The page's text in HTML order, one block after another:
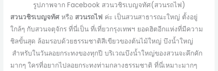
รูปภาพจาก Facebook สวนวชิรเบญจทัศ(สวนรถไฟ)
สวนวชิรเบญจทัศ หรือ สวนรถไฟ ค่ะ เป็นสวนสาธารณะใหญ่ ตั้งอยู่
ใกล้ๆ กับสวนจตุจักร ที่นี่เป็น ที่เที่ยวกรุงเทพฯ ยอดฮิตอีกแห่งที่มีความ
ชิลขั้นสุด ล้อมรอบด้วยธรรมชาติสีเขียวของต้นไม้ใหญ่ บึงน้ำใหญ่
สำหรับในวันลอยกระทงของทุกปี บริเวณบึงน้ำใหญ่ของสวนจะคึกคัก
มากๆ ใครที่อยากไปลอยกระทงท่ามกลางธรรมชาติ ที่นี่เหมาะมากๆ